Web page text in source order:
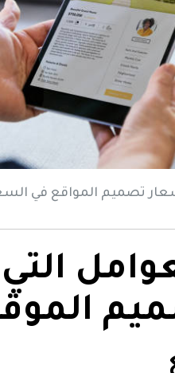
تصميم المواقع في